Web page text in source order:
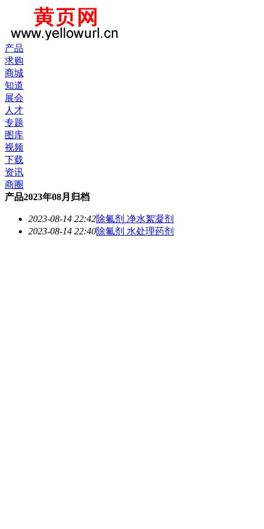
产品
求购
商城
知道
展会
人才
专题
图库
视频
下载
资讯
商圈
产品2023年08月归档
2023-08-14 22:42除氟剂 净水絮凝剂
2023-08-14 22:40除氟剂 水处理药剂